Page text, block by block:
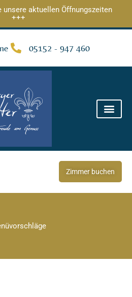
unsere aktuellen Öffnungszeiten
+++
05152 - 947 460
Zimmer buchen